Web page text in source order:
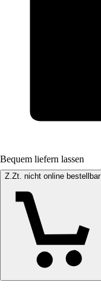
Bequem liefern lassen
Z.Zt. nicht online bestellbar